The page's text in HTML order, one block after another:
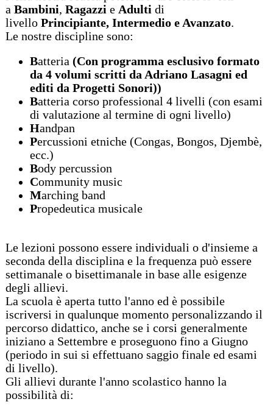
a Bambini, Ragazzi e Adulti di
livello Principiante, Intermedio e Avanzato.
Le nostre discipline sono:
Batteria (Con programma esclusivo formato
da 4 volumi scritti da Adriano Lasagni ed
editi da Progetti Sonori))
Batteria corso professional 4 livelli (con esami
di valutazione al termine di ogni livello)
Handpan
Percussioni etniche (Congas, Bongos, Djembè,
ecc.)
Body percussion
Community music
Marching band
Propedeutica musicale
Le lezioni possono essere individuali o d'insieme a
seconda della disciplina e la frequenza può essere
settimanale o bisettimanale in base alle esigenze
degli allievi.
La scuola è aperta tutto l'anno ed è possibile
iscriversi in qualunque momento personalizzando il
percorso didattico, anche se i corsi generalmente
iniziano a Settembre e proseguono fino a Giugno
(periodo in sui si effettuano saggio finale ed esami
di livello).
Gli allievi durante l'anno scolastico hanno la
possibilità di: